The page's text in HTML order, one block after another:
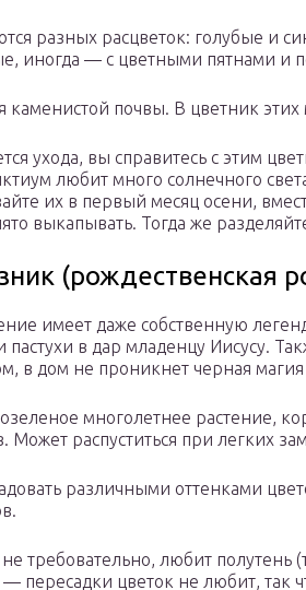
разных расцветок: голубые и
иногда — с цветными пятнами и
каменистой почвы. В цветник
ухода, вы справитесь с этим
любит много солнечного
их в первый месяц осени,
выкапывать. Тогда же
(рождественская
имеет даже собственную
пастухи в дар младенцу Иисусу.
в дом не проникнет черная
многолетнее растение,
Может распуститься при легких
различными оттенками
не требовательно, любит полутень
пересадки цветок не любит, так